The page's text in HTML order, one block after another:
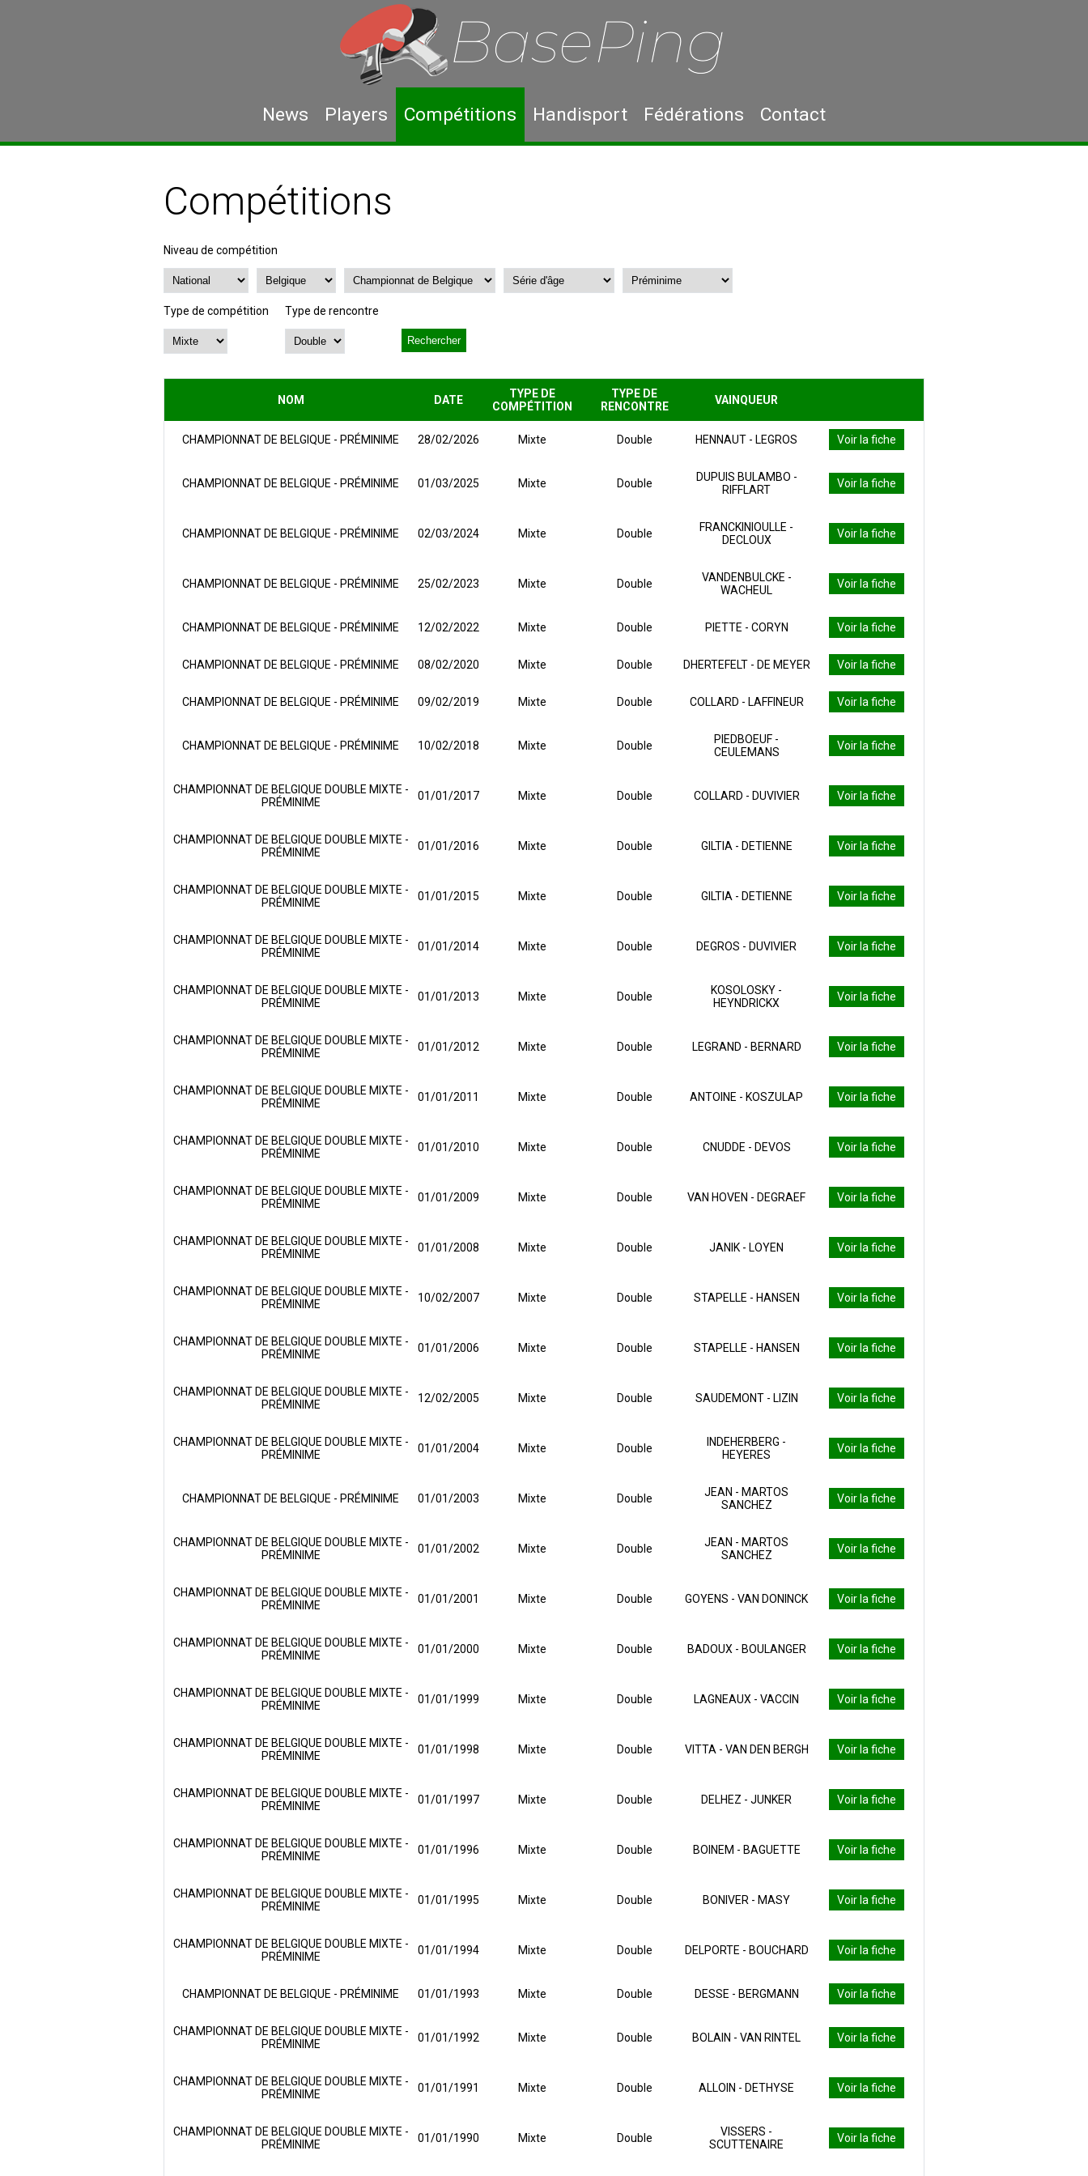
News Players Compétitions Handisport Fédérations Contact
Compétitions
Niveau de compétition
Type de compétition Type de rencontre
Rechercher
NOM DATE
TYPE DE
COMPÉTITION
TYPE DE
RENCONTRE
VAINQUEUR
CHAMPIONNAT DE BELGIQUE - PRÉMINIME 28/02/2026 Mixte Double HENNAUT - LEGROS Voir la fiche
CHAMPIONNAT DE BELGIQUE - PRÉMINIME 01/03/2025 Mixte Double
DUPUIS BULAMBO -
RIFFLART
Voir la fiche
CHAMPIONNAT DE BELGIQUE - PRÉMINIME 02/03/2024 Mixte Double
FRANCKINIOULLE -
DECLOUX
Voir la fiche
CHAMPIONNAT DE BELGIQUE - PRÉMINIME 25/02/2023 Mixte Double
VANDENBULCKE -
WACHEUL
Voir la fiche
CHAMPIONNAT DE BELGIQUE - PRÉMINIME 12/02/2022 Mixte Double PIETTE - CORYN Voir la fiche
CHAMPIONNAT DE BELGIQUE - PRÉMINIME 08/02/2020 Mixte Double DHERTEFELT - DE MEYER Voir la fiche
CHAMPIONNAT DE BELGIQUE - PRÉMINIME 09/02/2019 Mixte Double COLLARD - LAFFINEUR Voir la fiche
CHAMPIONNAT DE BELGIQUE - PRÉMINIME 10/02/2018 Mixte Double
PIEDBOEUF -
CEULEMANS
Voir la fiche
CHAMPIONNAT DE BELGIQUE DOUBLE MIXTE -
PRÉMINIME
01/01/2017 Mixte Double COLLARD - DUVIVIER Voir la fiche
CHAMPIONNAT DE BELGIQUE DOUBLE MIXTE -
PRÉMINIME
01/01/2016 Mixte Double GILTIA - DETIENNE Voir la fiche
CHAMPIONNAT DE BELGIQUE DOUBLE MIXTE -
PRÉMINIME
01/01/2015 Mixte Double GILTIA - DETIENNE Voir la fiche
CHAMPIONNAT DE BELGIQUE DOUBLE MIXTE -
PRÉMINIME
01/01/2014 Mixte Double DEGROS - DUVIVIER Voir la fiche
CHAMPIONNAT DE BELGIQUE DOUBLE MIXTE -
PRÉMINIME
01/01/2013 Mixte Double
KOSOLOSKY -
HEYNDRICKX
Voir la fiche
CHAMPIONNAT DE BELGIQUE DOUBLE MIXTE -
PRÉMINIME
01/01/2012 Mixte Double LEGRAND - BERNARD Voir la fiche
CHAMPIONNAT DE BELGIQUE DOUBLE MIXTE -
PRÉMINIME
01/01/2011 Mixte Double ANTOINE - KOSZULAP Voir la fiche
CHAMPIONNAT DE BELGIQUE DOUBLE MIXTE -
PRÉMINIME
01/01/2010 Mixte Double CNUDDE - DEVOS Voir la fiche
CHAMPIONNAT DE BELGIQUE DOUBLE MIXTE -
PRÉMINIME
01/01/2009 Mixte Double VAN HOVEN - DEGRAEF Voir la fiche
CHAMPIONNAT DE BELGIQUE DOUBLE MIXTE -
PRÉMINIME
01/01/2008 Mixte Double JANIK - LOYEN Voir la fiche
CHAMPIONNAT DE BELGIQUE DOUBLE MIXTE -
PRÉMINIME
10/02/2007 Mixte Double STAPELLE - HANSEN Voir la fiche
CHAMPIONNAT DE BELGIQUE DOUBLE MIXTE -
PRÉMINIME
01/01/2006 Mixte Double STAPELLE - HANSEN Voir la fiche
CHAMPIONNAT DE BELGIQUE DOUBLE MIXTE -
PRÉMINIME
12/02/2005 Mixte Double SAUDEMONT - LIZIN Voir la fiche
CHAMPIONNAT DE BELGIQUE DOUBLE MIXTE -
PRÉMINIME
01/01/2004 Mixte Double
INDEHERBERG -
HEYERES
Voir la fiche
CHAMPIONNAT DE BELGIQUE - PRÉMINIME 01/01/2003 Mixte Double
JEAN - MARTOS
SANCHEZ
Voir la fiche
CHAMPIONNAT DE BELGIQUE DOUBLE MIXTE -
PRÉMINIME
01/01/2002 Mixte Double
JEAN - MARTOS
SANCHEZ
Voir la fiche
CHAMPIONNAT DE BELGIQUE DOUBLE MIXTE -
PRÉMINIME
01/01/2001 Mixte Double GOYENS - VAN DONINCK Voir la fiche
CHAMPIONNAT DE BELGIQUE DOUBLE MIXTE -
PRÉMINIME
01/01/2000 Mixte Double BADOUX - BOULANGER Voir la fiche
CHAMPIONNAT DE BELGIQUE DOUBLE MIXTE -
PRÉMINIME
01/01/1999 Mixte Double LAGNEAUX - VACCIN Voir la fiche
CHAMPIONNAT DE BELGIQUE DOUBLE MIXTE -
PRÉMINIME
01/01/1998 Mixte Double VITTA - VAN DEN BERGH Voir la fiche
CHAMPIONNAT DE BELGIQUE DOUBLE MIXTE -
PRÉMINIME
01/01/1997 Mixte Double DELHEZ - JUNKER Voir la fiche
CHAMPIONNAT DE BELGIQUE DOUBLE MIXTE -
PRÉMINIME
01/01/1996 Mixte Double BOINEM - BAGUETTE Voir la fiche
CHAMPIONNAT DE BELGIQUE DOUBLE MIXTE -
PRÉMINIME
01/01/1995 Mixte Double BONIVER - MASY Voir la fiche
CHAMPIONNAT DE BELGIQUE DOUBLE MIXTE -
PRÉMINIME
01/01/1994 Mixte Double DELPORTE - BOUCHARD Voir la fiche
CHAMPIONNAT DE BELGIQUE - PRÉMINIME 01/01/1993 Mixte Double DESSE - BERGMANN Voir la fiche
CHAMPIONNAT DE BELGIQUE DOUBLE MIXTE -
PRÉMINIME
01/01/1992 Mixte Double BOLAIN - VAN RINTEL Voir la fiche
CHAMPIONNAT DE BELGIQUE DOUBLE MIXTE -
PRÉMINIME
01/01/1991 Mixte Double ALLOIN - DETHYSE Voir la fiche
CHAMPIONNAT DE BELGIQUE DOUBLE MIXTE -
PRÉMINIME
01/01/1990 Mixte Double
VISSERS -
SCUTTENAIRE
Voir la fiche